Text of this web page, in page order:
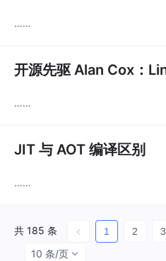
……
开源先驱 Alan Cox：
……
JIT 与 AOT 编译区别
……
共 185 条 1 2 3
10 条/页